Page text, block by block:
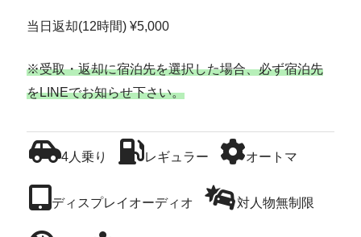
当日返却(12時間) ¥5,000
※受取・返却に宿泊先を選択した場合、必ず宿泊先
をLINEでお知らせ下さい。
4人乗り レギュラー オートマ
ディスプレイオーディオ 対人物無制限